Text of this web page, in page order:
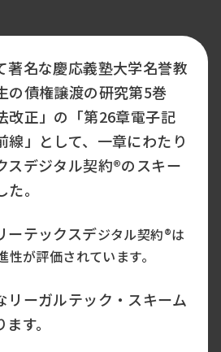
著名な慶応義塾大学名誉教
の債権譲渡の研究第5巻
改正」の「第26章電子記
線」として、一章にわたり
スデジタル契約®のスキー
。
ーテックスデジタル契約®は
が評価されています。
リーガルテック・スキーム
す。